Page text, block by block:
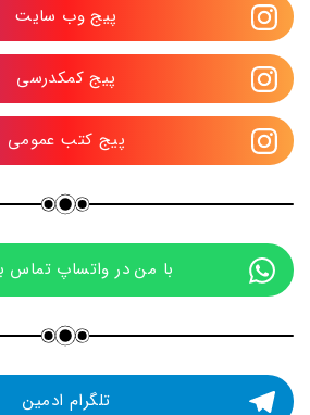
پیج وب سایت
پیج کمکدرسی
پیج کتب عمومی
با من در واتساپ تماس
تلگرام ادمین